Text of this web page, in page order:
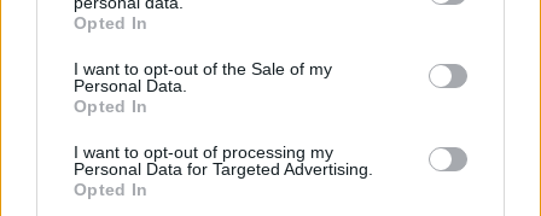
grant or deny consent to Google and its third-party tags to
use your data for below specified purposes in below Google
consent section.
Opted In
I want to opt-out of the Sale of my
Personal Data.
Opted In
I want to opt-out of processing my
Personal Data for Targeted Advertising.
Opted In
τουλάχιστον 20 άτομα, με τον υπουργό
Εσωτερικών, Πανς Τοσκόβσκι, να δηλώνει ότι